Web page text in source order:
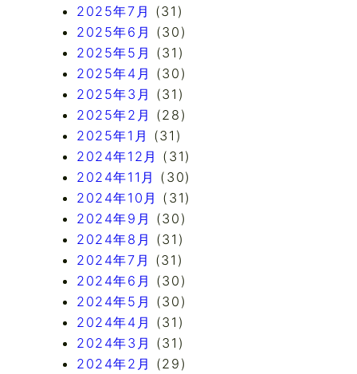
2025年7月 (31)
2025年6月 (30)
2025年5月 (31)
2025年4月 (30)
2025年3月 (31)
2025年2月 (28)
2025年1月 (31)
2024年12月 (31)
2024年11月 (30)
2024年10月 (31)
2024年9月 (30)
2024年8月 (31)
2024年7月 (31)
2024年6月 (30)
2024年5月 (30)
2024年4月 (31)
2024年3月 (31)
2024年2月 (29)